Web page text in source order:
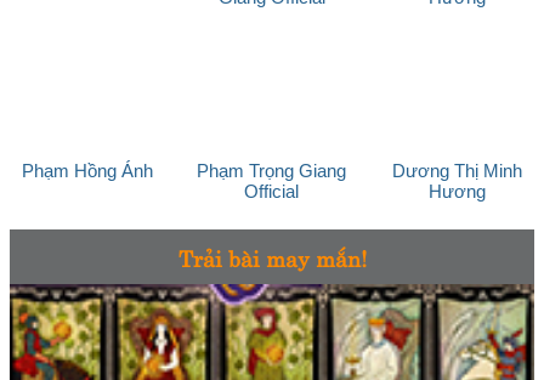
Phạm Hồng Ánh
Phạm Trọng Giang
Official
Dương Thị Minh
Hương
Trải bài may mắn!